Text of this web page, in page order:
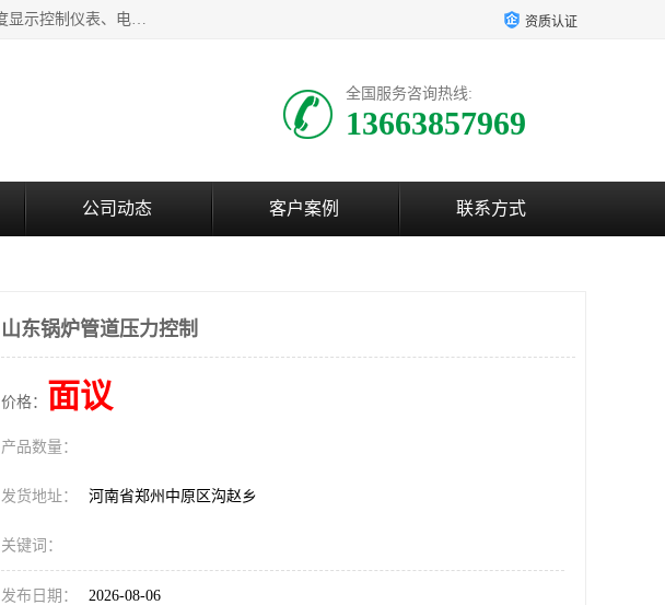
河南新瑞普测控技术有限公司主营：压力变送器、液位变送器、差压变送器、雷达料位计、电容物位计、温度显示控制仪表、电量变送器、流量计、工业自动化系统成套设备。 资质认证
全国服务咨询热线:
13663857969
公司动态 客户案例 联系方式
山东锅炉管道压力控制
价格： 面议
产品数量：
发货地址： 河南省郑州中原区沟赵乡
关键词：
发布日期： 2026-08-06